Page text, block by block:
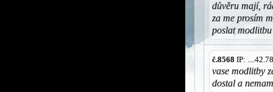
důvěru mají,
za me prosím
poslat
č.8568 IP:
vase modlitby
dostal a